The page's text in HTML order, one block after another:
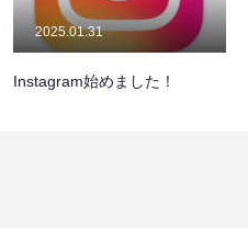
お知らせ
お問い合わせ
Instagram始めました！
2025.01.31